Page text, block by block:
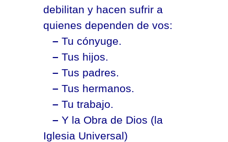
debilitan y hacen sufrir a
quienes dependen de vos:
– Tu cónyuge.
– Tus hijos.
– Tus padres.
– Tus hermanos.
– Tu trabajo.
– Y la Obra de Dios (la
Iglesia Universal)